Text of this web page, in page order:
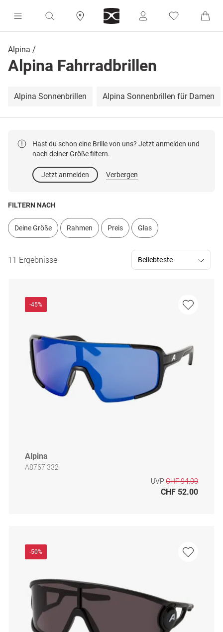
Alpina
Alpina Fahrradbrillen
Alpina Sonnenbrillen Alpina Sonnenbrillen für Damen
Hast du schon eine Brille von uns? Jetzt anmelden und
nach deiner Größe filtern.
Jetzt anmelden Verbergen
FILTERN NACH
Deine Größe Rahmen Preis Glas
11 Ergebnisse
-45%
Alpina
A8767 332
UVP CHF 94.00
CHF 52.00
-50%